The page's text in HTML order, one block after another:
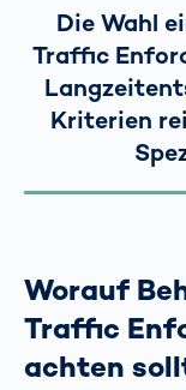
Die Wahl
Traffic
Kriterien
Worauf
Traffic
achten